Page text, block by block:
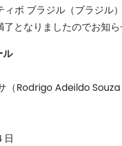
ィボ ブラジル（ブラジ
となりましたのでお知ら
ル
Adeildo Souza
日